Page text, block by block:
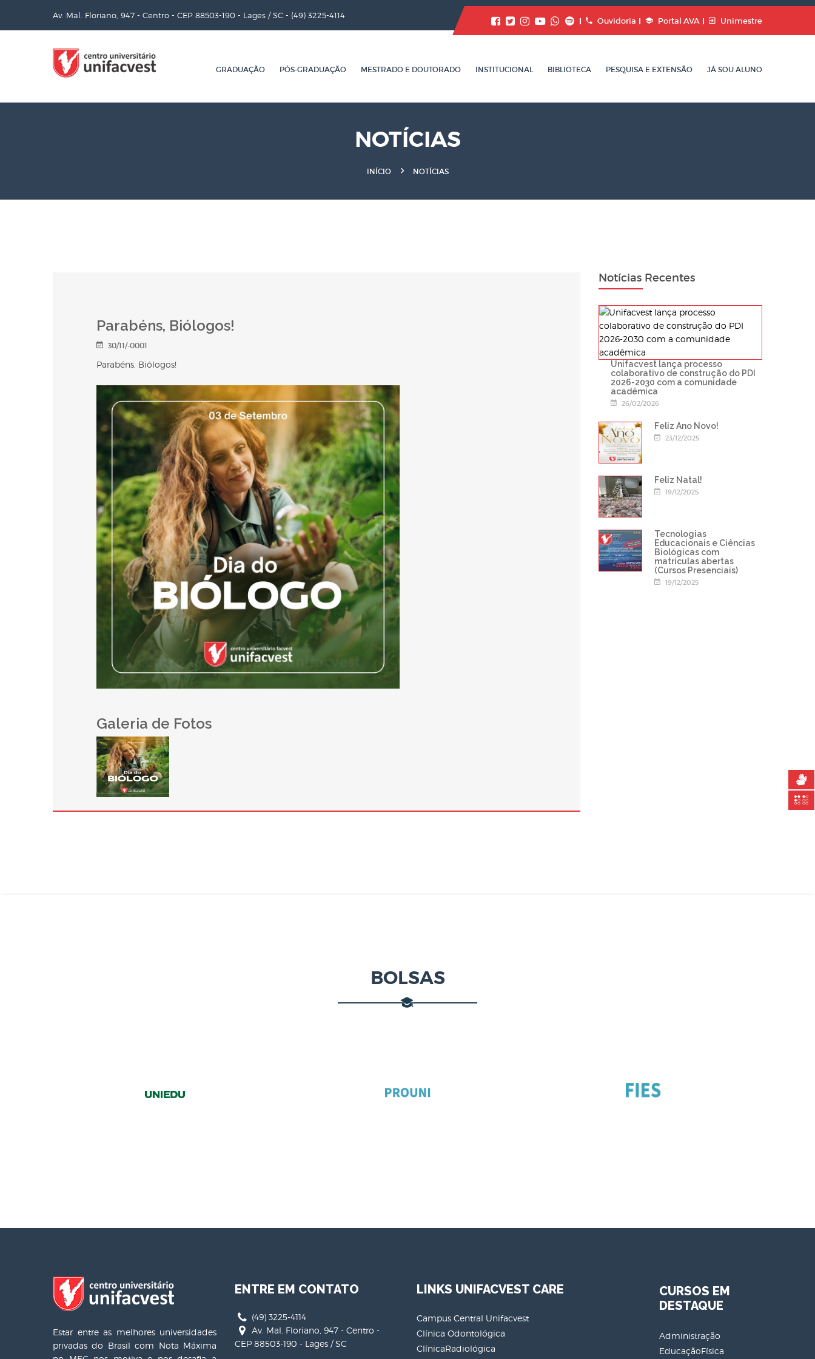
Av. Mal. Floriano, 947 - Centro - CEP 88503-190 - Lages / SC - (49) 3225-4114
Ouvidoria Portal AVA Unimestre
GRADUAÇÃO PÓS-GRADUAÇÃO MESTRADO E DOUTORADO INSTITUCIONAL BIBLIOTECA PESQUISA E EXTENSÃO JÁ SOU ALUNO
NOTÍCIAS
INÍCIO NOTÍCIAS
Parabéns, Biólogos!
30/11/-0001
Parabéns, Biólogos!
Galeria de Fotos
Notícias Recentes
Unifacvest lança processo
colaborativo de construção do PDI
2026-2030 com a comunidade
acadêmica
26/02/2026
Feliz Ano Novo!
23/12/2025
Feliz Natal!
19/12/2025
Tecnologias
Educacionais e Ciências
Biológicas com
matrículas abertas
(Cursos Presenciais)
19/12/2025
BOLSAS
Estar entre as melhores universidades
privadas do Brasil com Nota Máxima
ENTRE EM CONTATO
(49) 3225-4114
Av. Mal. Floriano, 947 - Centro -
CEP 88503-190 - Lages / SC
LINKS UNIFACVEST CARE
Campus Central Unifacvest
Clínica Odontológica
ClínicaRadiológica
CURSOS EM
DESTAQUE
Administração
EducaçãoFísica